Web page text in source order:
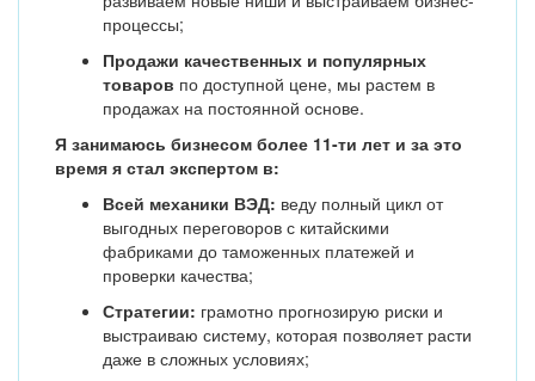
процессы;
Продажи качественных и популярных
товаров по доступной цене, мы растем в
продажах на постоянной основе.
Я занимаюсь бизнесом более 11-ти лет и за это
время я стал экспертом в:
Всей механики ВЭД: веду полный цикл от
выгодных переговоров с китайскими
фабриками до таможенных платежей и
проверки качества;
Стратегии: грамотно прогнозирую риски и
выстраиваю систему, которая позволяет расти
даже в сложных условиях;